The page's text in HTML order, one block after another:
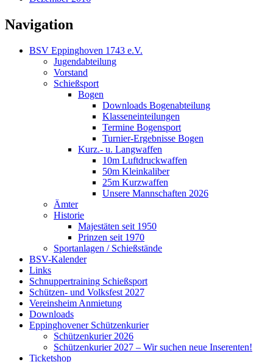
Navigation
BSV Eppinghoven 1743 e.V.
Jugendabteilung
Vorstand
Schießsport
Bogen
Downloads Bogenabteilung
Klasseneinteilungen
Termine Bogensport
Turnier-Ergebnisse Bogen
Kurz.- u. Langwaffen
10m Luftdruckwaffen
50m Kleinkaliber
25m Kurzwaffen
Unsere Mannschaften 2026
Ämter
Historie
Majestäten seit 1950
Prinzen seit 1970
Sportanlagen / Schießstände
BSV-Kalender
Links
Schnuppertraining Schießsport
Schützen- und Volksfest 2027
Vereinsheim Anmietung
Downloads
Eppinghovener Schützenkurier
Schützenkurier 2026
Schützenkurier 2027 – Wir suchen neue Inserenten!
Ticketshop